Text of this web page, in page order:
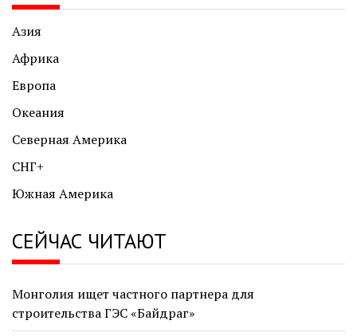
Азия
Африка
Европа
Океания
Северная Америка
СНГ+
Южная Америка
СЕЙЧАС ЧИТАЮТ
Монголия ищет частного партнера для
строительства ГЭС «Байдраг»